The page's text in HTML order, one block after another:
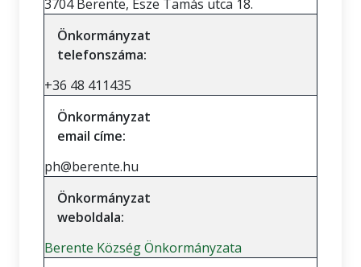
3704 Berente, Esze Tamás utca 18.
Önkormányzat
telefonszáma:
+36 48 411435
Önkormányzat
email címe:
ph@berente.hu
Önkormányzat
weboldala:
Berente Község Önkormányzata